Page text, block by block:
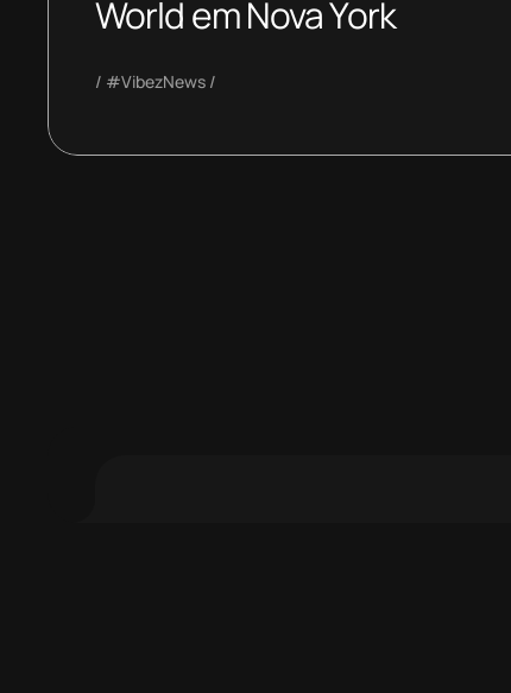
World em Nova York
#VibezNews